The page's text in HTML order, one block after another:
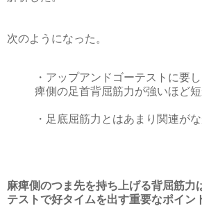
次のようになった。
・アップアンドゴーテストに要
痺側の足首背屈筋力が強いほど短
・足底屈筋力とはあまり関連がな
麻痺側のつま先を持ち上げる背屈筋力
テストで好タイムを出す重要なポイン